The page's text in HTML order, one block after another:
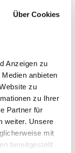
Über Cookies
Anzeigen zu
anbieten
zu
zu Ihrer
Partner für
weiter. Unsere
mit
bereitgestellt
de/